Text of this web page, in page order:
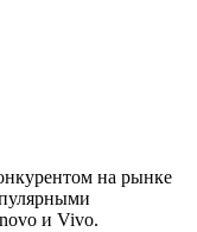
на рынке
и Vivo.